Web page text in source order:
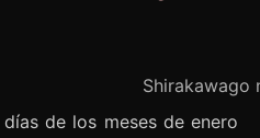
Shirakawago
de los meses de enero